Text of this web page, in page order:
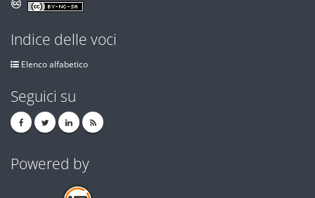
Indice delle voci
Elenco alfabetico
Seguici su
Powered by